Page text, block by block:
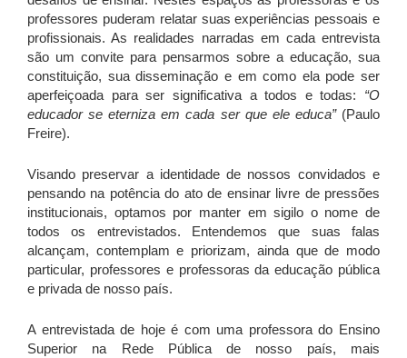
professores puderam relatar suas experiências pessoais e
profissionais. As realidades narradas em cada entrevista
são um convite para pensarmos sobre a educação, sua
constituição, sua disseminação e em como ela pode ser
aperfeiçoada para ser significativa a todos e todas: “O
educador se eterniza em cada ser que ele educa” (Paulo
Freire).
Visando preservar a identidade de nossos convidados e
pensando na potência do ato de ensinar livre de pressões
institucionais, optamos por manter em sigilo o nome de
todos os entrevistados. Entendemos que suas falas
alcançam, contemplam e priorizam, ainda que de modo
particular, professores e professoras da educação pública
e privada de nosso país.
A entrevistada de hoje é com uma professora do Ensino
Superior na Rede Pública de nosso país, mais